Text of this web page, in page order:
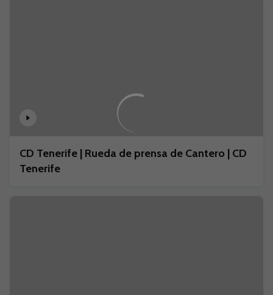
CD Tenerife | Rueda de prensa de Cantero | CD
Tenerife